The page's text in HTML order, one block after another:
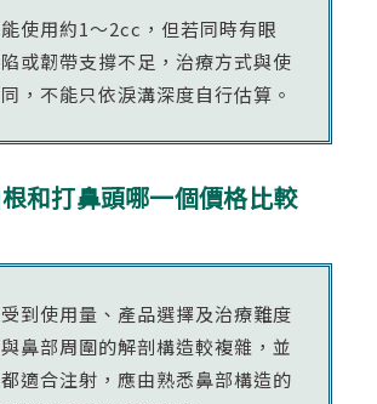
使用約1～2cc，但若同時有眼
或韌帶支撐不足，治療方式與使
，不能只依淚溝深度自行估算。
和打鼻頭哪一個價格比較
到使用量、產品選擇及治療難度
鼻部周圍的解剖構造較複雜，並
適合注射，應由熟悉鼻部構造的